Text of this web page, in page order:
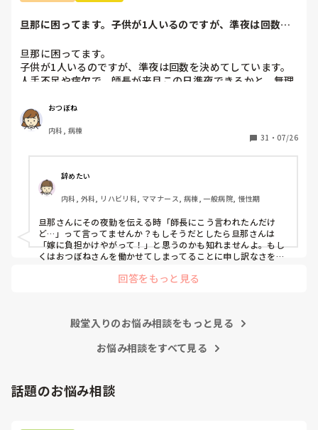
旦那に困ってます。子供が1人いるのですが、準夜は回数を
旦那に困ってます。
子供が1人いるのですが、準夜は回数を決めてしています。
人手不足や病欠で、師長が来月この日準夜できるかと、無理
私も子供の熱や体調不良で何度も夜勤が出来なくなったこと
があります。
かしい。師長は何を考えているのか、と怒り、俺に考えがあ
るから夜勤はしてもいいと言われました。考えって何？って
聞くと今度なにかあったら文句いいにいってやると、怒鳴り
込みに行ってやるわと言われました。
今までもそう言って怒鳴り込みに行ったことはないのです
が、しないとも限りませんし、無理なら無理と断ってと伝え
ても、いいよ夜勤して、と譲りません。
ちゃんではなく、トイレは自分でできますし、父親の言うこ
家計が苦しいので私は夜勤をして正社員でいなければならな
うではないと。とにかく怒って話になりません。
るのも嫌です。ですが、このまま病棟のお荷物になるなら辞
おつぼね
内科, 病棟
31 ・ 07/26
辞めたい
内科, 外科, リハビリ科, ママナース, 病棟, 一般病院, 慢性期
旦那さんにその夜勤を伝える時「師長にこう言われたんだけ
ど…」って言ってませんか？もしそうだとしたら旦那さんは
「嫁に負担かけやがって！」と思うのかも知れませんよ。もし
くはおつぼねさんを働かせてしまってることに申し訳なさをか
ていざ夜勤をする現状に旦那さんも慣れていないのではと感じ
回答をもっと見る
殿堂入りのお悩み相談をもっと見る
お悩み相談をすべて見る
話題のお悩み相談